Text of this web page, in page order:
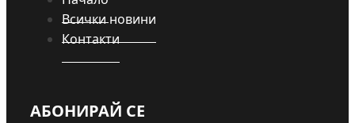
Всички новини
Контакти
АБОНИРАЙ СЕ